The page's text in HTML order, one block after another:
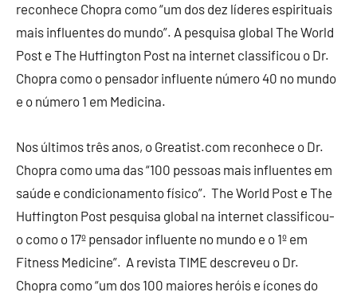
reconhece Chopra como “um dos dez líderes espirituais
mais influentes do mundo”. A pesquisa global The World
Post e The Huffington Post na internet classificou o Dr.
Chopra como o pensador influente número 40 no mundo
e o número 1 em Medicina.
Nos últimos três anos, o Greatist.com reconhece o Dr.
Chopra como uma das “100 pessoas mais influentes em
saúde e condicionamento físico”. The World Post e The
Huffington Post pesquisa global na internet classificou-
o como o 17º pensador influente no mundo e o 1º em
Fitness Medicine”. A revista TIME descreveu o Dr.
Chopra como “um dos 100 maiores heróis e ícones do